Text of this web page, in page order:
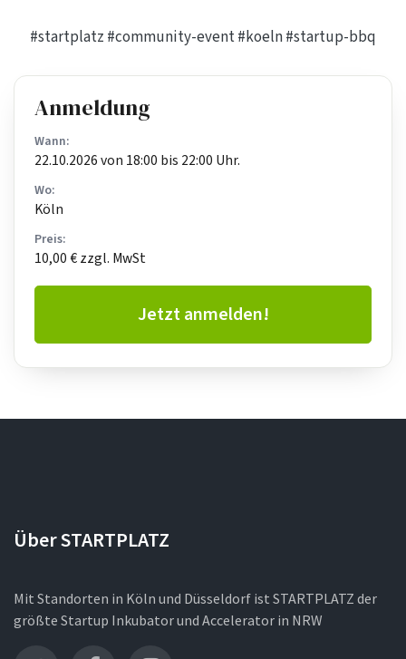
#startplatz #community-event#koeln#startup-bbq
Anmeldung
Wann:
22.10.2026 von 18:00 bis 22:00 Uhr.
Wo:
Köln
Preis:
10,00 € zzgl. MwSt
Jetzt anmelden!
Über STARTPLATZ
Mit Standorten in Köln und Düsseldorf ist STARTPLATZ der
größte Startup Inkubator und Accelerator in NRW